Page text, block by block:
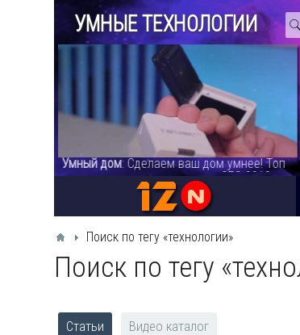
УМНЫЕ ТЕХНОЛОГИИ
Умный дом: Сделаем ваш дом умнее! Топ
гаджетов для умного дома с CES 2019 -
Поиск по тегу «технологии»
Поиск по тегу
Статьи Видео каталог